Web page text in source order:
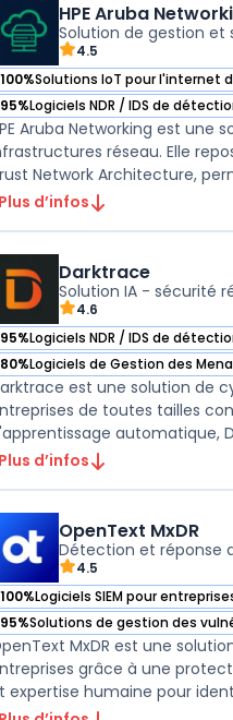
HPE Aruba
Solution de gestion et
4.5
100%Solutions IoT pour l'internet
— voir HPE Aruba Networking
95%Logiciels NDR / IDS de
— voir HPE Aruba Networking dans
Aruba Networking est
réseau. Elle
Network Architecture,
Plus d’infos
Darktrace
Solution IA - sécurité
4.6
95%Logiciels NDR / IDS de
— voir Darktrace dans cette
80%Logiciels de Gestion des
— voir Darktrace dans cette
est une solution de
de toutes tailles
automatique,
Plus d’infos
OpenText MxDR
Détection et réponse
4.5
100%Logiciels SIEM pour
— voir OpenText MxDR dans cette
95%Solutions de gestion des
— voir OpenText MxDR dans cette
MxDR est une
grâce à une
expertise humaine pour